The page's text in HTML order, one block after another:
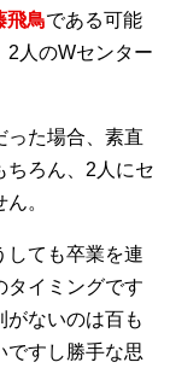
飛鳥である可能
2人のWセンター
った場合、素直
ちろん、2人にセ
。
しても卒業を連
タイミングです
がないのは百も
ですし勝手な思